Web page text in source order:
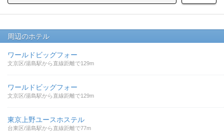
周辺のホテル
ワールドビッグフォー
文京区/湯島駅から直線距離で129m
ワールドビッグフォー
文京区/湯島駅から直線距離で129m
東京上野ユースホステル
台東区/湯島駅から直線距離で77m